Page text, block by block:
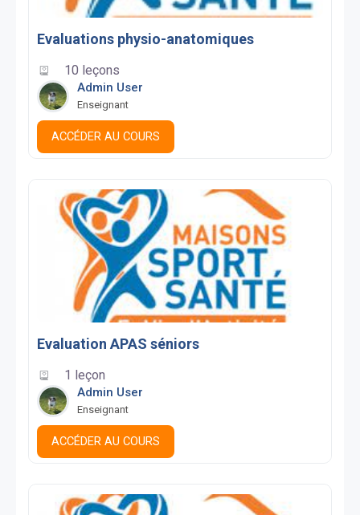
Evaluations physio-anatomiques
10 leçons
Admin User
Enseignant
ACCÉDER AU COURS
Evaluation APAS séniors
1 leçon
Admin User
Enseignant
ACCÉDER AU COURS